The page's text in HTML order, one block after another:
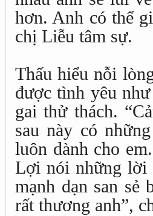
hơn. Anh có thể
chị Liễu tâm sự.
Thấu hiểu nỗi
được tình yêu
gai thử thách.
sau này có
luôn dành cho
Lợi nói những lời
mạnh dạn san sẻ
rất thương anh”,